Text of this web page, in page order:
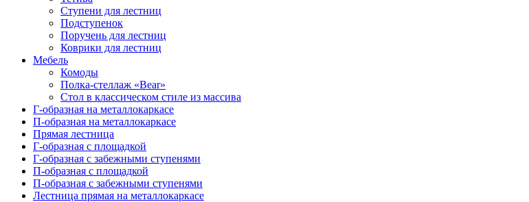
Ступени для лестниц
Подступенок
Поручень для лестниц
Коврики для лестниц
Мебель
Комоды
Полка-стеллаж «Bear»
Стол в классическом стиле из массива
Г-образная на металлокаркасе
П-образная на металлокаркасе
Прямая лестница
Г-образная с площадкой
Г-образная с забежными ступенями
П-образная с площадкой
П-образная с забежными ступенями
Лестница прямая на металлокаркасе